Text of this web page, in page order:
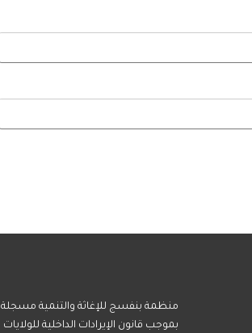
منظمة بنفسج للإغاثة والتنمية مسجلة
بموجب قانون الإيرادات الداخلية للولايات